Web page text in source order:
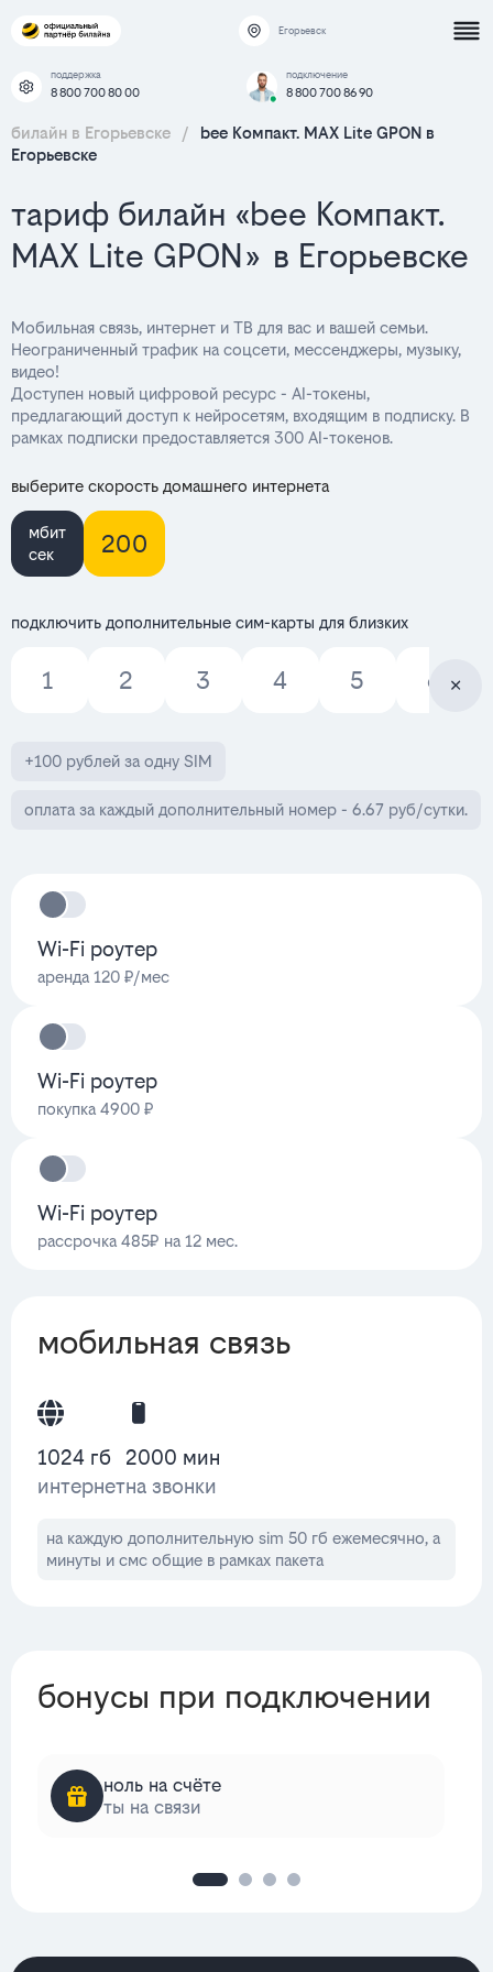
Егорьевск
поддержка
8 800 700 80 00
подключение
8 800 700 86 90
билайн в Егорьевске /
bee Компакт. MAX Lite GPON в
Егорьевске
тариф билайн «bee Компакт.
MAX Lite GPON» в Егорьевске
Мобильная связь, интернет и ТВ для вас и вашей семьи.
Неограниченный трафик на соцсети, мессенджеры, музыку,
видео!
Доступен новый цифровой ресурс - AI-токены,
предлагающий доступ к нейросетям, входящим в подписку. В
рамках подписки предоставляется 300 AI-токенов.
выберите скорость домашнего интернета
мбит
сек
200
подключить дополнительные сим-карты для близких
1 2 3 4 5 6
+100 рублей за одну SIM
оплата за каждый дополнительный номер - 6.67 руб/сутки.
Wi-Fi роутер
аренда 120 ₽/мес
Wi-Fi роутер
покупка 4900 ₽
Wi-Fi роутер
рассрочка 485₽ на 12 мес.
мобильная связь
1024 гб
интернет
2000 мин
на звонки
на каждую дополнительную sim 50 гб ежемесячно, а
минуты и смс общие в рамках пакета
бонусы при подключении
ноль на счёте
ты на связи